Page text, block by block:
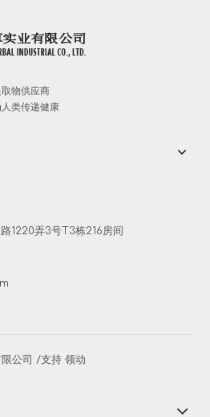
物供应商
类传递健康
1220弄3号T3栋216房间
公司 /支持 领动